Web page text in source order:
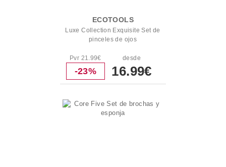
ECOTOOLS
Luxe Collection Exquisite Set de
pinceles de ojos
Pvr 21.99€
-23%
desde
16.99€